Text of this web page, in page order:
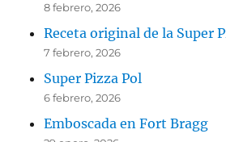
8 febrero, 2026
Receta original de la Super
7 febrero, 2026
Super Pizza Pol
6 febrero, 2026
Emboscada en Fort Bragg